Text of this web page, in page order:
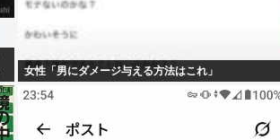
女性「男にダメージ与える方法はこれ」